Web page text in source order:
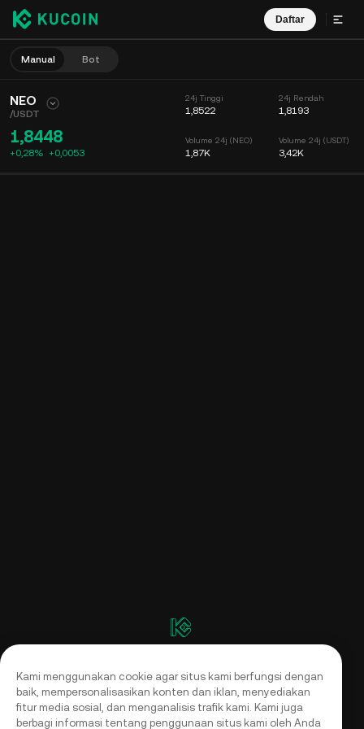
Daftar
Manual Bot
NEO
/USDT
1,8448
+0,28% +0,0053
24j Tinggi
1,8522
Volume 24j (NEO)
1,87K
24j Rendah
1,8193
Volume 24j (USDT)
3,42K
Kami menggunakan cookie agar situs kami berfungsi dengan
baik, mempersonalisasikan konten dan iklan, menyediakan
fitur media sosial, dan menganalisis trafik kami. Kami juga
berbagi informasi tentang penggunaan situs kami oleh Anda